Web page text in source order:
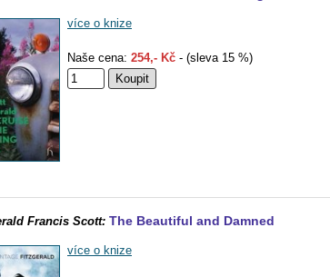
více o knize
Naše cena: 254,- Kč - (sleva 15 %)
Francis Scott: The Beautiful and Damned
více o knize